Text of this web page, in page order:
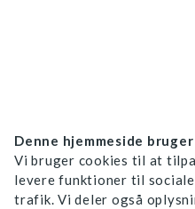
Denne hjemmeside
Vi bruger cookies til at
levere funktioner til
trafik. Vi deler også